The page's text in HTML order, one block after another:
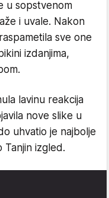
u sopstvenom
i uvale. Nakon
raspametila sve one
izdanjima,
lavinu reakcija
nove slike u
uhvatio je najbolje
Tanjin izgled.